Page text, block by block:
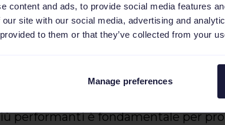
content and ads, to provide social media features
site with our social media, advertising and
to them or that they’ve collected from your
Manage preferences
annunci di testo e banner al
al pubblico obiettivo. Non
performanti è fondamentale per